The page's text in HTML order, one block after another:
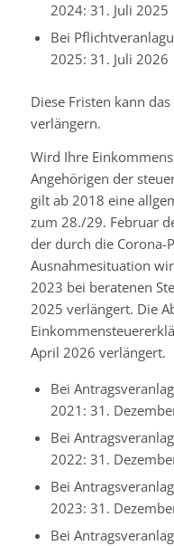
2024: 31. Juli 2025
Bei
2025: 31. Juli 2026
Diese Fristen kann
verlängern.
Wird Ihre
Angehörigen der
gilt ab 2018 eine
zum 28./29. Februar
der durch die Corona-
Ausnahmesituation
2023 bei beratenen
2025 verlängert. Die
April 2026 verlängert.
Bei
2021: 31.
Bei
2022: 31.
Bei
2023: 31.
Bei